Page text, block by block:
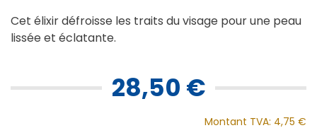
Cet élixir défroisse les traits du visage pour une peau
lissée et éclatante.
28,50 €
Montant TVA: 4,75 €